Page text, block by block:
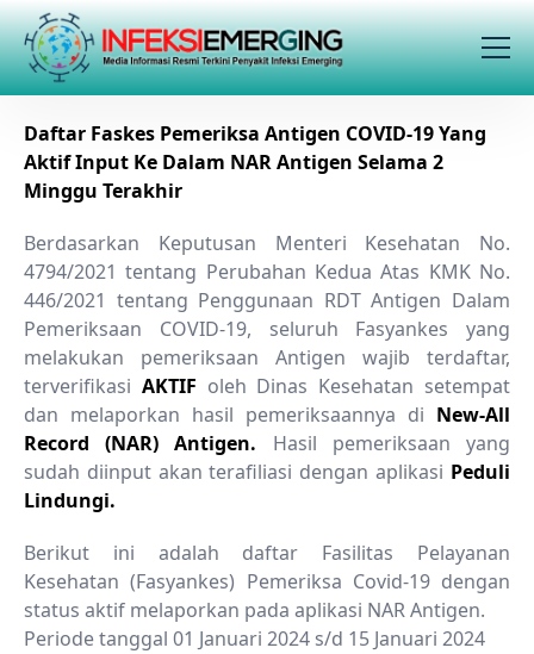
Daftar Faskes Pemeriksa Antigen COVID-19 Yang
Aktif Input Ke Dalam NAR Antigen Selama 2
Minggu Terakhir
Berdasarkan Keputusan Menteri Kesehatan No.
4794/2021 tentang Perubahan Kedua Atas KMK No.
446/2021 tentang Penggunaan RDT Antigen Dalam
Pemeriksaan COVID-19, seluruh Fasyankes yang
melakukan pemeriksaan Antigen wajib terdaftar,
terverifikasi AKTIF oleh Dinas Kesehatan setempat
dan melaporkan hasil pemeriksaannya di New-All
Record (NAR) Antigen. Hasil pemeriksaan yang
sudah diinput akan terafiliasi dengan aplikasi Peduli
Lindungi.
Berikut ini adalah daftar Fasilitas Pelayanan
Kesehatan (Fasyankes) Pemeriksa Covid-19 dengan
status aktif melaporkan pada aplikasi NAR Antigen.
Periode tanggal 01 Januari 2024 s/d 15 Januari 2024